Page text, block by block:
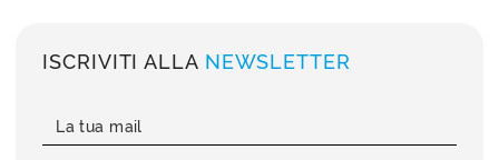
ISCRIVITI ALLA NEWSLETTER